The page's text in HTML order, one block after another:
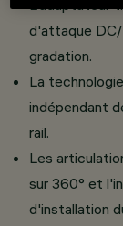
L'adaptateur
d'attaque
gradation.
La
indépendant
rail.
Les
sur 360° et
d'installation